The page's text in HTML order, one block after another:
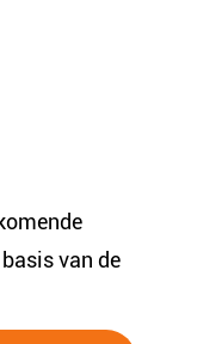
van de